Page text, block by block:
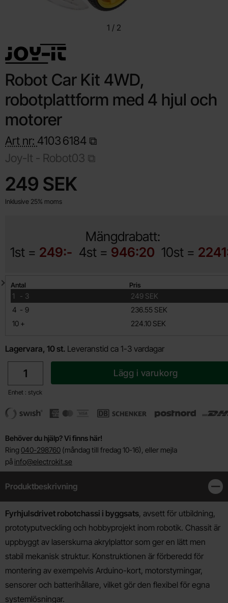
1 / 2
Robot Car Kit 4WD,
robotplattform med 4 hjul och
motorer
Art nr: 41036184
Joy-It - Robot03
pris
249 SEK
Inklusive 25% moms
Mängdrabatt:
1st = 249:- 4st = 946:20 10st =
Mängdrabatt
Antal Pris
1 -
till 3
249 SEK
4 -
till 9
236.55 SEK
10 +
till 224.10 SEK
Lagervara, 10 st. Leveranstid ca 1-3 vardagar
Enhet : styck
Lägg i varukorg
Behöver du hjälp? Vi finns här!
Ring 040-298760 (måndag till fredag 10-16), eller mejla
på info@electrokit.se
Produktbeskrivning
Produktbeskrivning
Fyrhjulsdrivet robotchassi i byggsats, avsett för utbildning,
prototyputveckling och hobbyprojekt inom robotik. Chassit är
uppbyggt av laserskurna akrylplattor som ger en lätt men
stabil mekanisk struktur. Konstruktionen är förberedd för
montering av exempelvis Arduino-kort, motorstyrningar,
sensorer och batterihållare, vilket gör den flexibel för egna
systemlösningar.